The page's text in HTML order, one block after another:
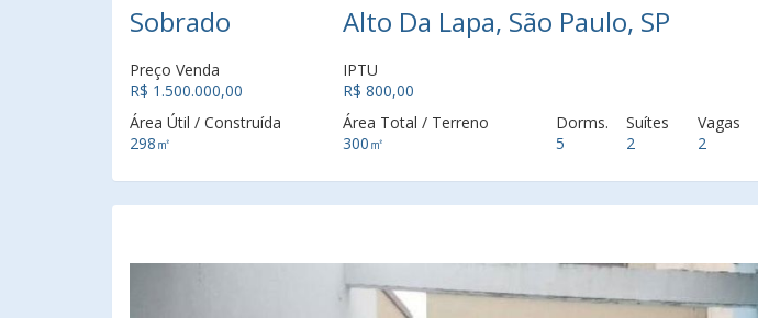
Sobrado Alto Da Lapa, São Paulo, SP
Preço Venda
R$ 1.500.000,00
IPTU
R$ 800,00
Área Útil / Construída
298㎡
Área Total / Terreno
300㎡
Dorms.
5
Suítes
2
Vagas
2